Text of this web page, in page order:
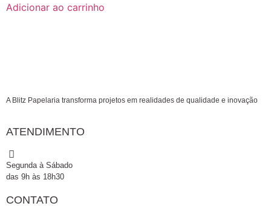
Adicionar ao carrinho
A Blitz Papelaria transforma projetos em realidades de qualidade e inovação
ATENDIMENTO
Segunda à Sábado
das 9h às 18h30
CONTATO